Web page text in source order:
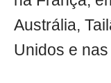
Austrália,
Unidos e